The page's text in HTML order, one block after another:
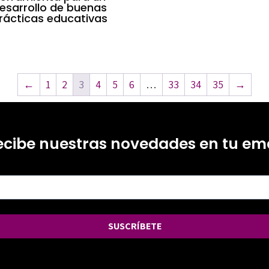
de buenas
educativas
← 1 2 3 4 5 6 … 33 34 35 →
nuestras novedades en tu
SUSCRÍBETE